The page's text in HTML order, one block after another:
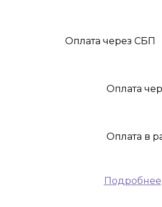
Оплата через СБП
Оплата
Оплата в
Подробнее